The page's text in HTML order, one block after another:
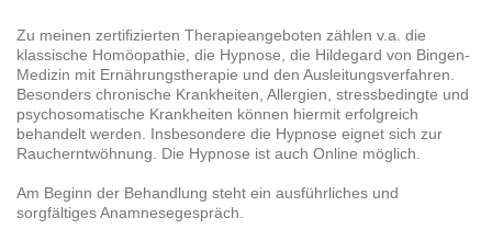
Zu meinen zertifizierten Therapieangeboten zählen v.a. die
klassische Homöopathie, die Hypnose, die Hildegard von Bingen-
Medizin mit Ernährungstherapie und den Ausleitungsverfahren.
Besonders chronische Krankheiten, Allergien, stressbedingte und
psychosomatische Krankheiten können hiermit erfolgreich
behandelt werden. Insbesondere die Hypnose eignet sich zur
Raucherntwöhnung. Die Hypnose ist auch Online möglich.
Am Beginn der Behandlung steht ein ausführliches und
sorgfältiges Anamnesegespräch.